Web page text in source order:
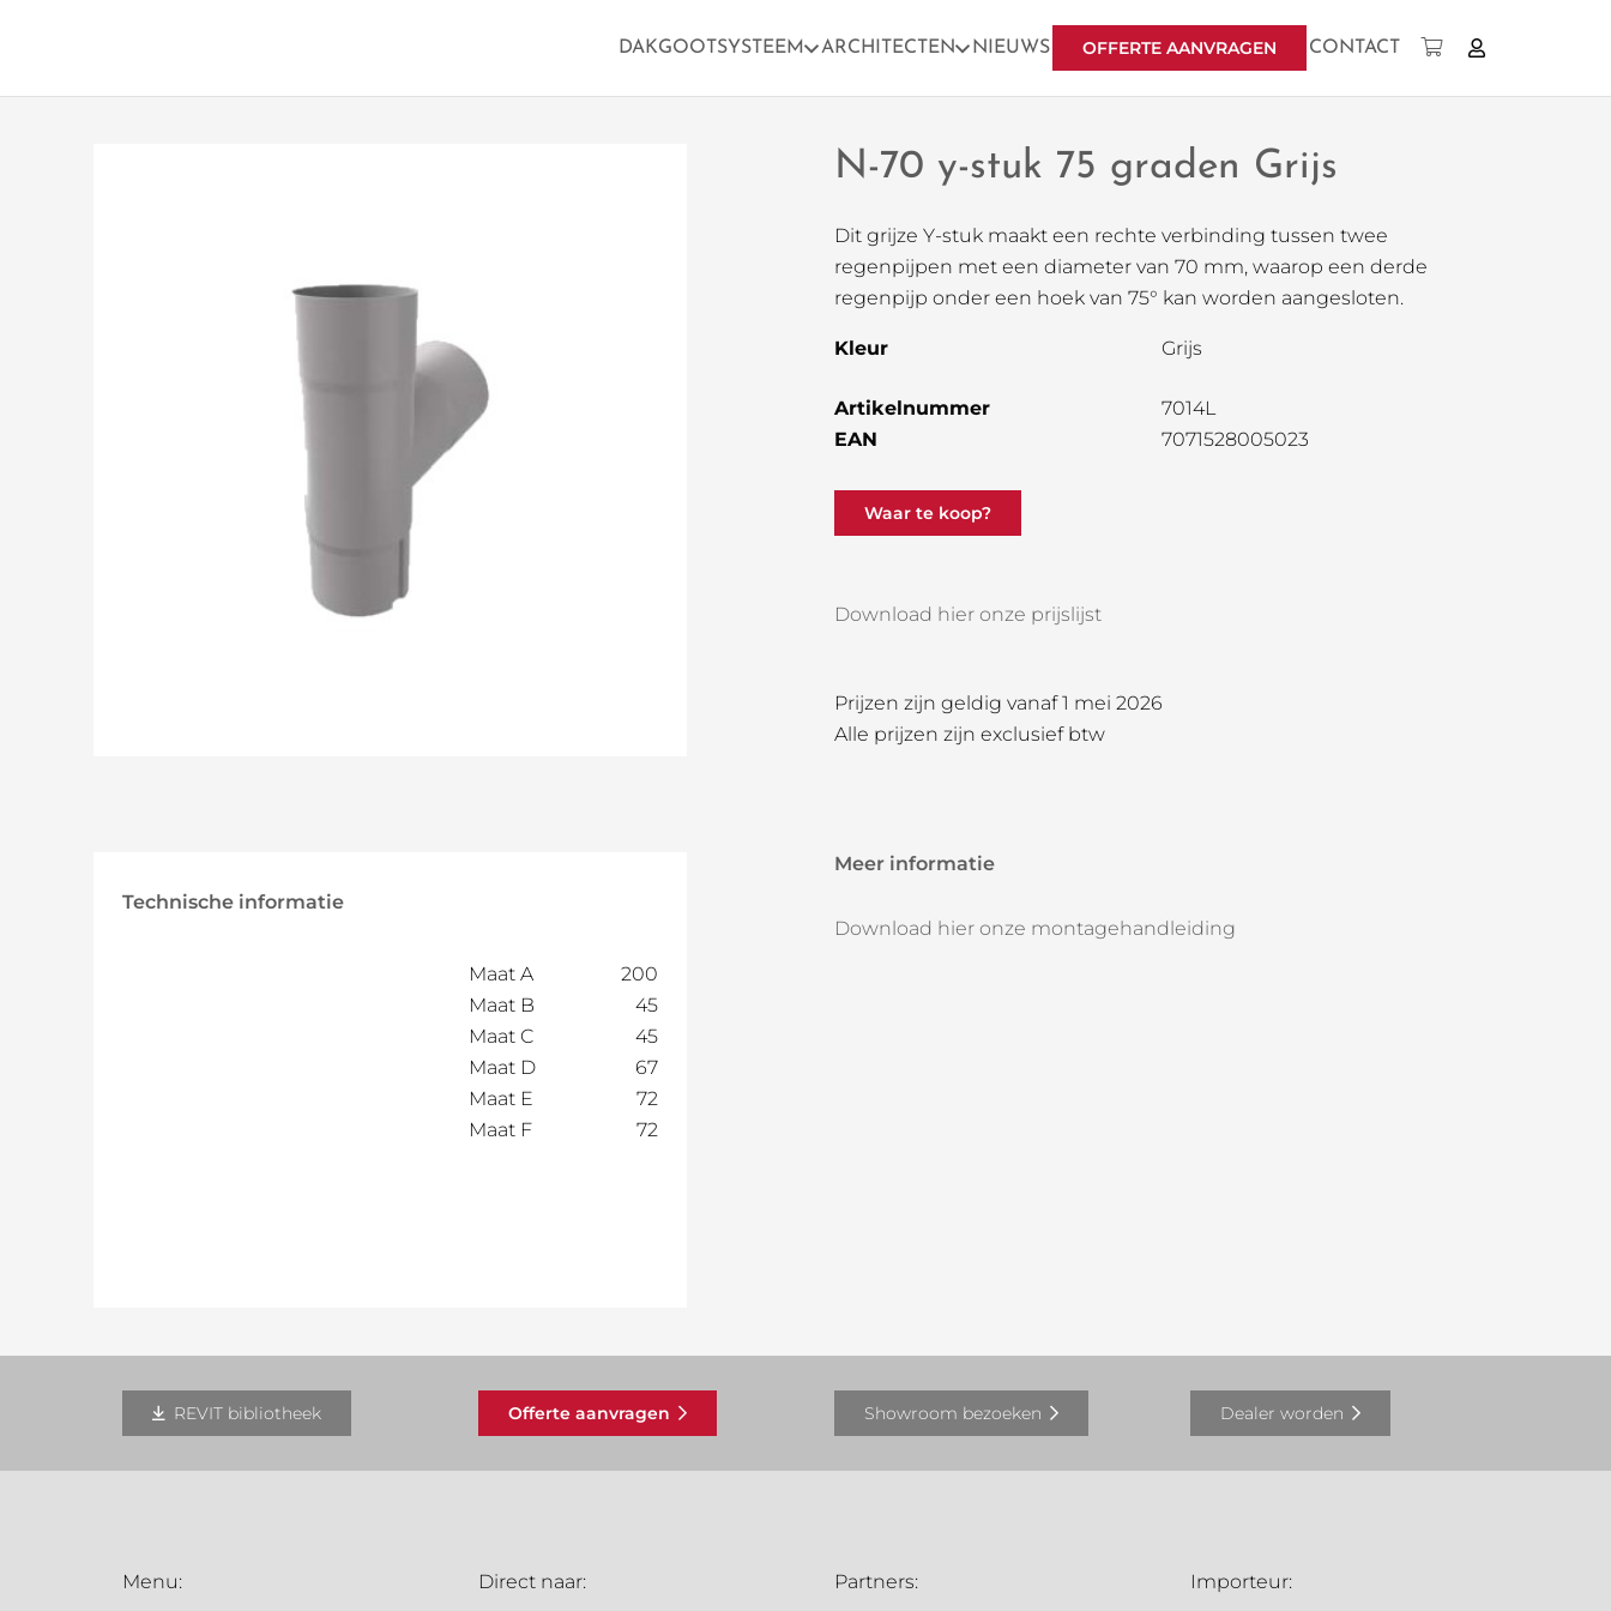
DAKGOOTSYSTEEM ARCHITECTEN NIEUWS OFFERTE AANVRAGEN CONTACT
N-70 y-stuk 75 graden Grijs
Dit grijze Y-stuk maakt een rechte verbinding tussen twee
regenpijpen met een diameter van 70 mm, waarop een derde
regenpijp onder een hoek van 75° kan worden aangesloten.
Kleur Grijs
Artikelnummer
7014L
EAN
7071528005023
Waar te koop?
Download hier onze prijslijst
Prijzen zijn geldig vanaf 1 mei 2026
Alle prijzen zijn exclusief btw
Technische informatie
Maat A
200
Maat B
45
Maat C
45
Maat D
67
Maat E
72
Maat F
72
Meer informatie
Download hier onze montagehandleiding
REVIT bibliotheek Offerte aanvragen Showroom bezoeken Dealer worden
Menu: Direct naar: Partners: Importeur: